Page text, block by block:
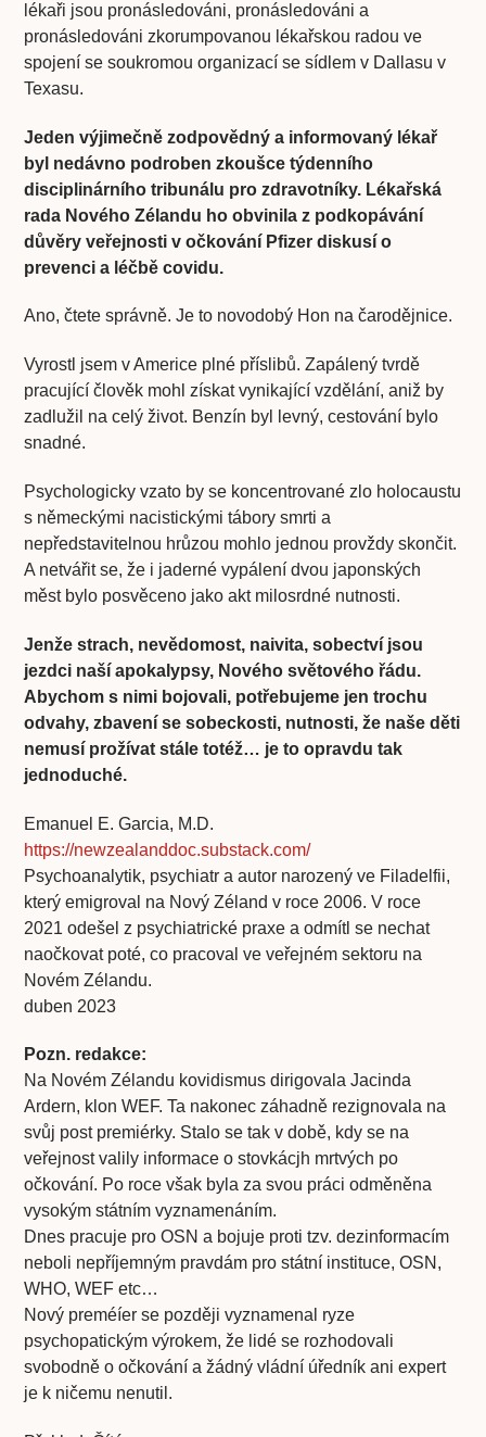
lékaři jsou pronásledováni, pronásledováni a
pronásledováni zkorumpovanou lékařskou radou ve
spojení se soukromou organizací se sídlem v Dallasu v
Texasu.
Jeden výjimečně zodpovědný a informovaný lékař
byl nedávno podroben zkoušce týdenního
disciplinárního tribunálu pro zdravotníky. Lékařská
rada Nového Zélandu ho obvinila z podkopávání
důvěry veřejnosti v očkování Pfizer diskusí o
prevenci a léčbě covidu.
Ano, čtete správně. Je to novodobý Hon na čarodějnice.
Vyrostl jsem v Americe plné příslibů. Zapálený tvrdě
pracující člověk mohl získat vynikající vzdělání, aniž by
zadlužil na celý život. Benzín byl levný, cestování bylo
snadné.
Psychologicky vzato by se koncentrované zlo holocaustu
s německými nacistickými tábory smrti a
nepředstavitelnou hrůzou mohlo jednou provždy skončit.
A netvářit se, že i jaderné vypálení dvou japonských
měst bylo posvěceno jako akt milosrdné nutnosti.
Jenže strach, nevědomost, naivita, sobectví jsou
jezdci naší apokalypsy, Nového světového řádu.
Abychom s nimi bojovali, potřebujeme jen trochu
odvahy, zbavení se sobeckosti, nutnosti, že naše děti
nemusí prožívat stále totéž… je to opravdu tak
jednoduché.
Emanuel E. Garcia, M.D.
https://newzealanddoc.substack.com/
Psychoanalytik, psychiatr a autor narozený ve Filadelfii,
který emigroval na Nový Zéland v roce 2006. V roce
2021 odešel z psychiatrické praxe a odmítl se nechat
naočkovat poté, co pracoval ve veřejném sektoru na
Novém Zélandu.
duben 2023
Pozn. redakce:
Na Novém Zélandu kovidismus dirigovala Jacinda
Ardern, klon WEF. Ta nakonec záhadně rezignovala na
svůj post premiérky. Stalo se tak v době, kdy se na
veřejnost valily informace o stovkácjh mrtvých po
očkování. Po roce však byla za svou práci odměněna
vysokým státním vyznamenáním.
Dnes pracuje pro OSN a bojuje proti tzv. dezinformacím
neboli nepříjemným pravdám pro státní instituce, OSN,
WHO, WEF etc…
Nový preméíer se později vyznamenal ryze
psychopatickým výrokem, že lidé se rozhodovali
svobodně o očkování a žádný vládní úředník ani expert
je k ničemu nenutil.